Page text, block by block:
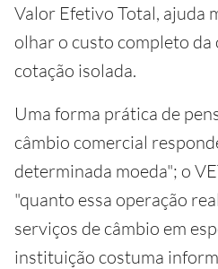
Valor Efetivo Total, ajuda
olhar o custo completo da
cotação isolada.
Uma forma prática de
câmbio comercial
determinada moeda"; o
"quanto essa operação
serviços de câmbio em
instituição costuma